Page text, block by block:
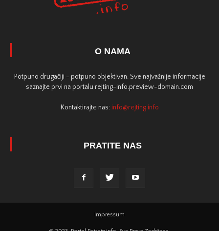
O NAMA
Potpuno drugačiji - potpuno objektivan. Sve najvažnije informacije
saznajte prvi na portalu rejting-info.preview-domain.com
Kontaktirajte nas: info@rejting.info
PRATITE NAS
Impressum